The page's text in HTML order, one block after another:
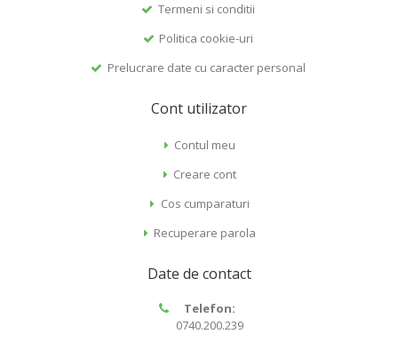
Termeni si conditii
Politica cookie-uri
Prelucrare date cu caracter personal
Cont utilizator
Contul meu
Creare cont
Cos cumparaturi
Recuperare parola
Date de contact
Telefon:
0740.200.239